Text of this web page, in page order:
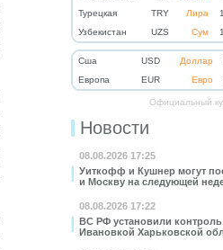
Турецкая
TRY Лира
Узбекистан
UZS Сум
Cша USD Доллар
Eвропа
EUR Евро
Официальный
Новости
08.08.2026 17:25
Уиткофф и Кушнер могут
и Москву на следующей
08.08.2026 17:22
ВС РФ установили контроль
Ивановкой Харьковской